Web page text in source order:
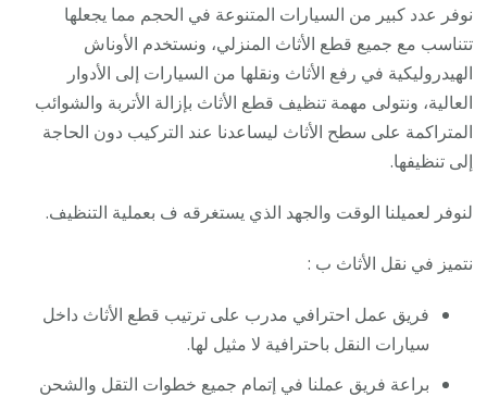
نوفر عدد كبير من السيارات المتنوعة في الحجم مما يجعلها
تتناسب مع جميع قطع الأثاث المنزلي، ونستخدم الأوناش
الهيدروليكية في رفع الأثاث ونقلها من السيارات إلى الأدوار
العالية، ونتولى مهمة تنظيف قطع الأثاث بإزالة الأتربة والشوائب
المتراكمة على سطح الأثاث ليساعدنا عند التركيب دون الحاجة
إلى تنظيفها.
لنوفر لعميلنا الوقت والجهد الذي يستغرقه ف بعملية التنظيف.
نتميز في نقل الأثاث ب :
فريق عمل احترافي مدرب على ترتيب قطع الأثاث داخل
سيارات النقل باحترافية لا مثيل لها.
براعة فريق عملنا في إتمام جميع خطوات التقل والشحن